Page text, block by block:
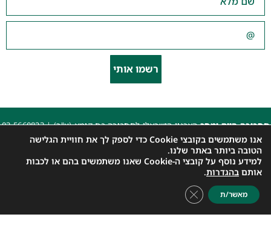
רשמו אותי
תחבורה היום ומחרהארגון הישראלי לתחבורה בת קימא (ע"ר) |03-5660823
|
beyarok@gmail.com
כל הזכויות שמורות 2025 | הצהרת נגישות האתר
עיצוב: עדי. עיצוב גרפי
אנו משתמשים בקובצי Cookie כדי לספק לך את חוויית הגלישה
הטובה ביותר באתר שלנו.
למידע נוסף על קובצי ה-Cookie שאנו משתמשים בהם או לכבות
אותם בהגדרות.
מאשר/ת Close GDPR Cookie Banner